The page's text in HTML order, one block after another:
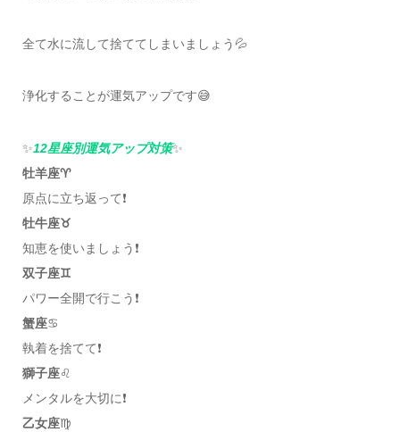
全て水に流して捨ててしまいましょう💦
浄化することが運気アップです😅
✨12星座別運気アップ対策✨
牡羊座♈️
原点に立ち返って❗️
牡牛座♉️
知恵を使いましょう❗️
双子座♊️
パワー全開で行こう❗️
蟹座♋️
執着を捨てて❗️
獅子座♌️
メンタルを大切に❗️
乙女座♍️